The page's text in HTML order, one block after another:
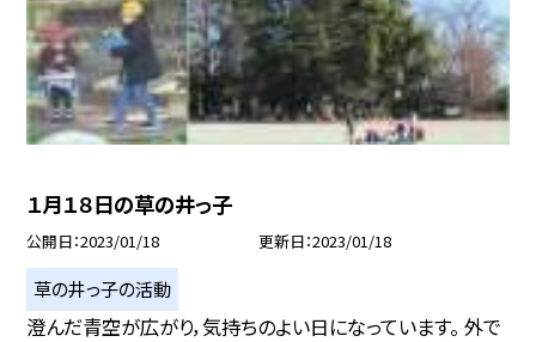
１月１８日の草の井っ子
公開日 2023/01/18 更新日 2023/01/18
草の井っ子の活動
澄んだ青空が広がり，気持ちのよい日になっています。 外で